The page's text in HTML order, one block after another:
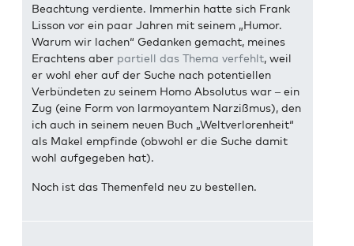
Beachtung verdiente. Immerhin hatte sich Frank
Lisson vor ein paar Jahren mit seinem „Humor.
Warum wir lachen“ Gedanken gemacht, meines
Erachtens aber partiell das Thema verfehlt, weil
er wohl eher auf der Suche nach potentiellen
Verbündeten zu seinem Homo Absolutus war – ein
Zug (eine Form von larmoyantem Narzißmus), den
ich auch in seinem neuen Buch „Weltverlorenheit“
als Makel empfinde (obwohl er die Suche damit
wohl aufgegeben hat).
Noch ist das Themenfeld neu zu bestellen.